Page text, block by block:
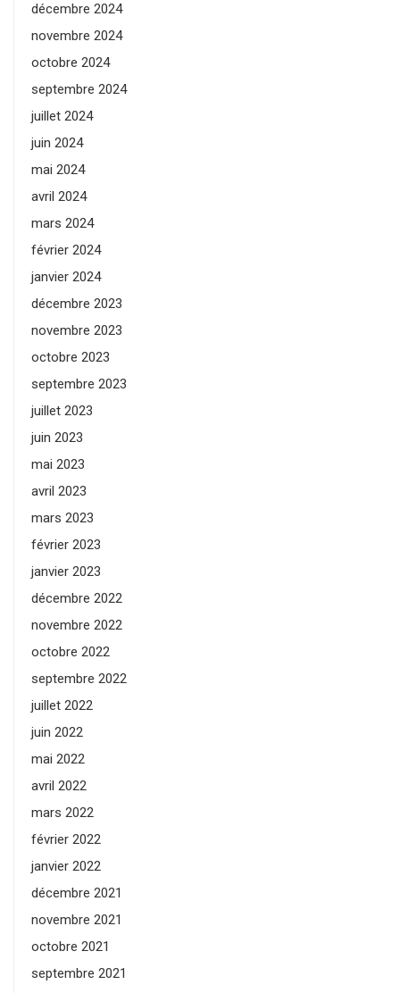
décembre 2024
novembre 2024
octobre 2024
septembre 2024
juillet 2024
juin 2024
mai 2024
avril 2024
mars 2024
février 2024
janvier 2024
décembre 2023
novembre 2023
octobre 2023
septembre 2023
juillet 2023
juin 2023
mai 2023
avril 2023
mars 2023
février 2023
janvier 2023
décembre 2022
novembre 2022
octobre 2022
septembre 2022
juillet 2022
juin 2022
mai 2022
avril 2022
mars 2022
février 2022
janvier 2022
décembre 2021
novembre 2021
octobre 2021
septembre 2021